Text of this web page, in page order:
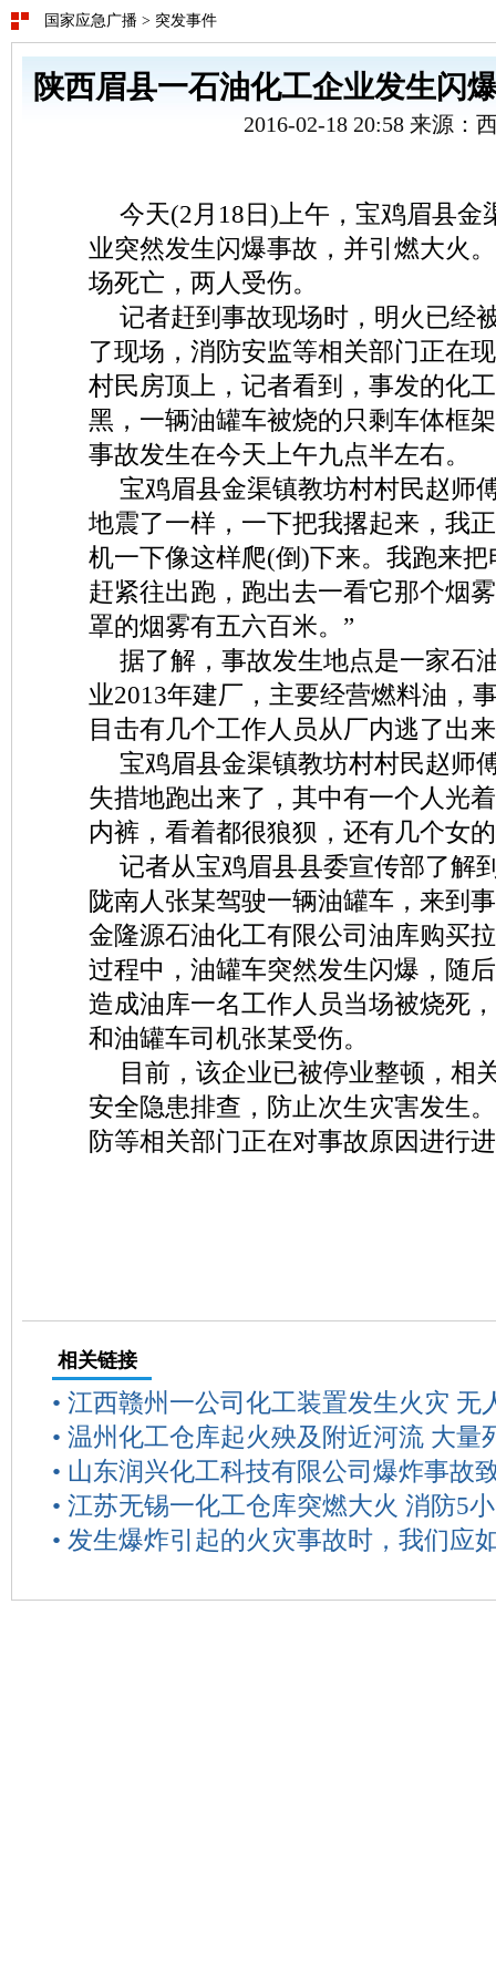
国家应急广播 > 突发事件
陕西眉县一石油化工企业发生闪
2016-02-18 20:58 来源：
今天(2月18日)上午，宝鸡眉县金
业突然发生闪爆事故，并引燃大火
场死亡，两人受伤。
记者赶到事故现场时，明火已经
了现场，消防安监等相关部门正在
村民房顶上，记者看到，事发的化
黑，一辆油罐车被烧的只剩车体框
事故发生在今天上午九点半左右。
宝鸡眉县金渠镇教坊村村民赵师
地震了一样，一下把我撂起来，我
机一下像这样爬(倒)下来。我跑来
赶紧往出跑，跑出去一看它那个烟
罩的烟雾有五六百米。”
据了解，事故发生地点是一家石
业2013年建厂，主要经营燃料油，
目击有几个工作人员从厂内逃了出
宝鸡眉县金渠镇教坊村村民赵师
失措地跑出来了，其中有一个人光
内裤，看着都很狼狈，还有几个女
记者从宝鸡眉县县委宣传部了解
陇南人张某驾驶一辆油罐车，来到
金隆源石油化工有限公司油库购买
过程中，油罐车突然发生闪爆，随
造成油库一名工作人员当场被烧死
和油罐车司机张某受伤。
目前，该企业已被停业整顿，相
安全隐患排查，防止次生灾害发生
防等相关部门正在对事故原因进行
相关链接
• 江西赣州一公司化工装置发生火灾 无
• 温州化工仓库起火殃及附近河流 大量
• 山东润兴化工科技有限公司爆炸事故
• 江苏无锡一化工仓库突燃大火 消防5
• 发生爆炸引起的火灾事故时，我们应